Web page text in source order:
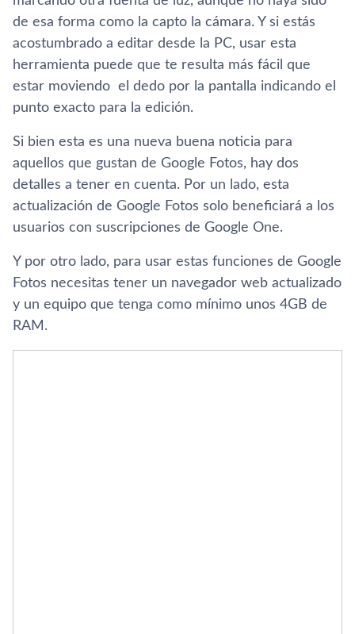
de esa forma como la capto la cámara. Y si estás
acostumbrado a editar desde la PC, usar esta
herramienta puede que te resulta más fácil que
estar moviendo el dedo por la pantalla indicando el
punto exacto para la edición.
Si bien esta es una nueva buena noticia para
aquellos que gustan de Google Fotos, hay dos
detalles a tener en cuenta. Por un lado, esta
actualización de Google Fotos solo beneficiará a los
usuarios con suscripciones de Google One.
Y por otro lado, para usar estas funciones de Google
Fotos necesitas tener un navegador web actualizado
y un equipo que tenga como mínimo unos 4GB de
RAM.